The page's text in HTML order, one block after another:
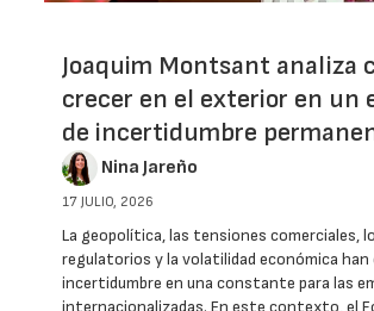
Joaquim Montsant analiza
crecer en el exterior en un
de incertidumbre
Nina Jareño
17 JULIO, 2026
La geopolítica, las tensiones comerciales,
regulatorios y la volatilidad económica
incertidumbre en una constante para las
internacionalizadas. En este contexto, el